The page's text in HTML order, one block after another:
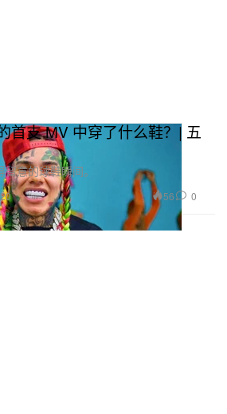
首支 MV 中穿了什么鞋？| 五
意的球鞋瞬间。
56 0